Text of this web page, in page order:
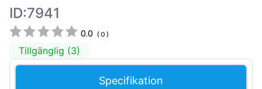
ID:7941
0.0 (0 )
Tillgänglig (3)
Specifikation